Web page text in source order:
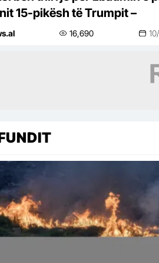
15-pikësh të Trumpit –
16,690